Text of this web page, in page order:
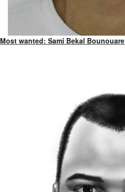
Most wanted: Sami Bekal Bounouare